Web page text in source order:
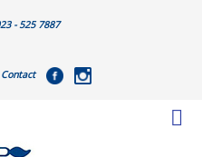
- 525 7887
Contact